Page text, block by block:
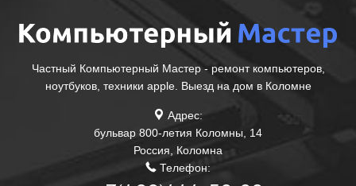
Частный Компьютерный Мастер - ремонт компьютеров,
ноутбуков, техники apple. Выезд на дом в Коломне
Адрес:
бульвар 800-летия Коломны, 14
Россия, Коломна
Телефон: